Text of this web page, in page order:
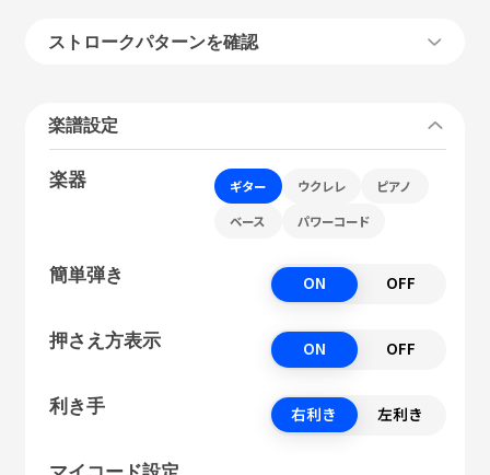
ストロークパターンを確認
楽譜設定
楽器 ギター ウクレレ ピアノ
ベース パワーコード
簡単弾き ON OFF
押さえ方表示 ON OFF
利き手 右利き 左利き